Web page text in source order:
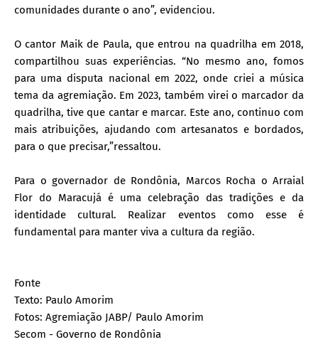
comunidades durante o ano”, evidenciou.
O cantor Maik de Paula, que entrou na quadrilha em 2018,
compartilhou suas experiências. “No mesmo ano, fomos
para uma disputa nacional em 2022, onde criei a música
tema da agremiação. Em 2023, também virei o marcador da
quadrilha, tive que cantar e marcar. Este ano, continuo com
mais atribuições, ajudando com artesanatos e bordados,
para o que precisar,”ressaltou.
Para o governador de Rondônia, Marcos Rocha o Arraial
Flor do Maracujá é uma celebração das tradições e da
identidade cultural. Realizar eventos como esse é
fundamental para manter viva a cultura da região.
Fonte
Texto: Paulo Amorim
Fotos: Agremiação JABP/ Paulo Amorim
Secom - Governo de Rondônia